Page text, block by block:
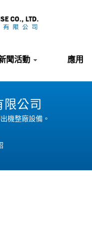
聞活動 應用
公司
機整廠設備。